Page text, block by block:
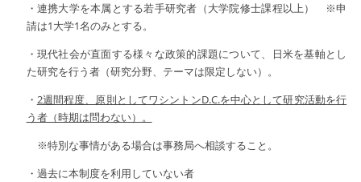
・連携大学を本属とする若手研究者（大学院修士課程以上） ※申
請は1大学1名のみとする。
・現代社会が直面する様々な政策的課題について、日米を基軸とし
た研究を行う者（研究分野、テーマは限定しない）。
・ 2週間程度、原則としてワシントンD.C.を中心として研究活動を行
う者（時期は問わない）。
※特別な事情がある場合は事務局へ相談すること。
・過去に本制度を利用していない者